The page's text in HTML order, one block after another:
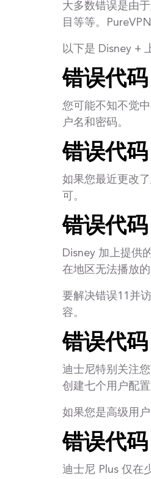
大多数错误是由
目等等。
以下是 Disney +
错误代
您可能不知不觉
户名和密码。
错误代
如果您最近更改
可。
错误代
Disney 加上提供
在地区无法播放
要解决错误11并
容。
错误代
迪士尼特别关注
创建七个用户配置
如果您是高级用
错误代
迪士尼 Plus 仅在